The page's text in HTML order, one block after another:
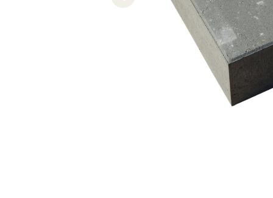
Previous slide